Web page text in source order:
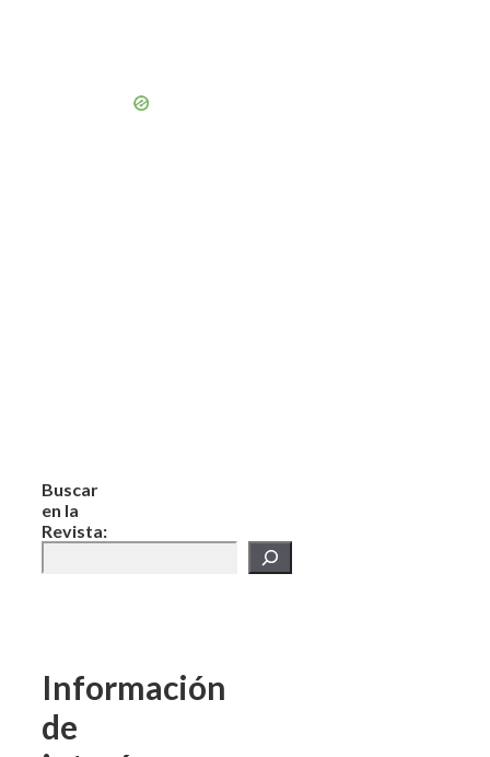
Buscar
en la
Revista:
Información
de